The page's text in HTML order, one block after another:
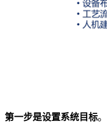
第一步是设置系统目标